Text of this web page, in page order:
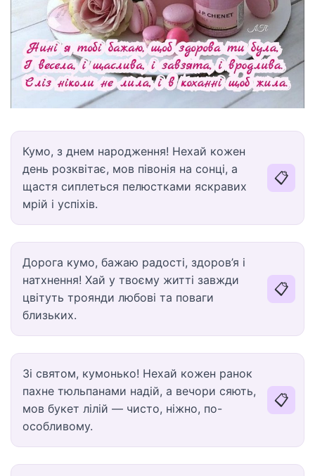
Кумо, з днем народження! Нехай кожен
день розквітає, мов півонія на сонці, а
щастя сиплеться пелюстками яскравих
мрій і успіхів.
📋
Дорога кумо, бажаю радості, здоров’я і
натхнення! Хай у твоєму житті завжди
цвітуть троянди любові та поваги
близьких.
📋
Зі святом, кумонько! Нехай кожен ранок
пахне тюльпанами надій, а вечори сяють,
мов букет лілій — чисто, ніжно, по-
особливому.
📋